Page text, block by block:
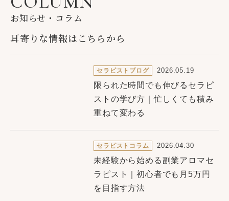
お知らせ・コラム
耳寄りな情報はこちらから
セラピストブログ 2026.05.19
限られた時間でも伸びるセラピ
ストの学び方｜忙しくても積み
重ねて変わる
セラピストコラム 2026.04.30
未経験から始める副業アロマセ
ラピスト｜初心者でも月5万円
を目指す方法